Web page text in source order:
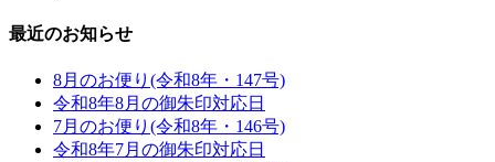
最近のお知らせ
8月のお便り(令和8年・147号)
令和8年8月の御朱印対応日
7月のお便り(令和8年・146号)
令和8年7月の御朱印対応日